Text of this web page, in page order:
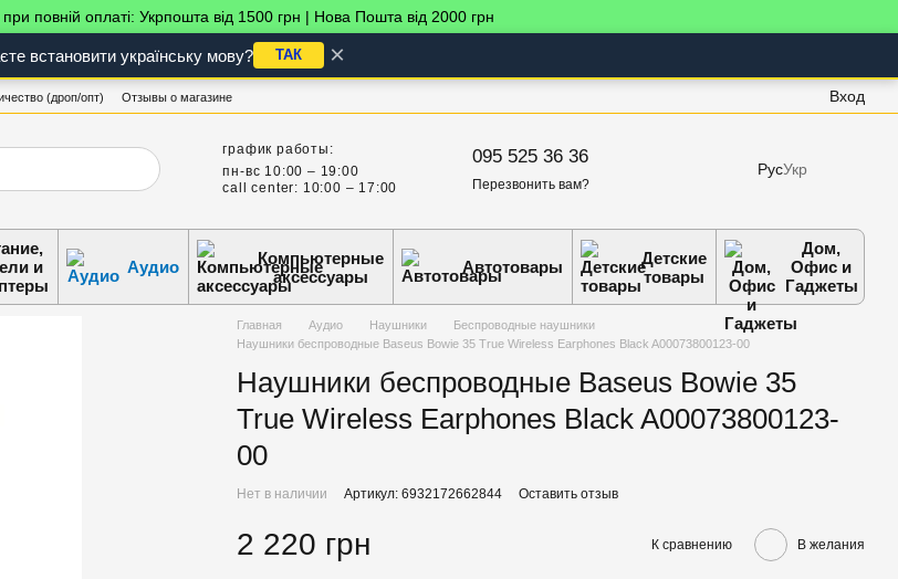
повній оплаті: Укрпошта від 1500 грн | Нова Пошта від 2000 грн
встановити українську мову? ТАК ×
(дроп/опт) Отзывы о магазине Вход
график работы:
пн-вс 10:00 – 19:00
call center: 10:00 – 17:00
095 525 36 36
Перезвонить вам?
РусУкр
и
Аудио
Компьютерные
аксессуары
Автотовары
Детские
товары
Дом,
Офис и
Гаджеты
Главная Аудио Наушники
Беспроводные наушники
Наушники беспроводные Baseus Bowie 35 True Wireless Earphones Black A00073800123-00
Наушники беспроводные Baseus Bowie 35
True Wireless Earphones Black A00073800123-
00
Нет в наличии Артикул: 6932172662844 Оставить отзыв
2 220 грн К сравнению В желания